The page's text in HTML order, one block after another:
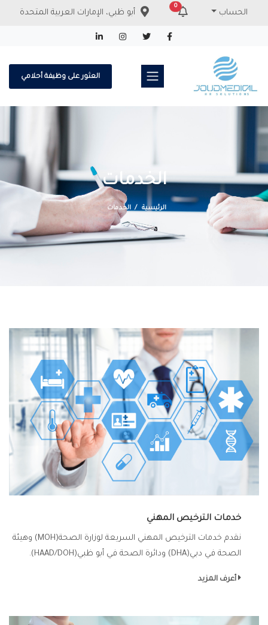
الحساب
0
أبو ظبي، الإمارات العربية المتحدة
العثور على وظيفة أحلامي
الخدمات
الرئيسية الخدمات
خدمات الترخيص المهني
نقدم خدمات الترخيص المهني السريعة لوزارة الصحة(MOH) وهيئة
الصحة في دبي(DHA) ودائرة الصحة في أبو ظبي(HAAD/DOH).
أعرف المزيد